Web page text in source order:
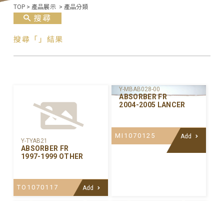
TOP > 產品展示 > 產品分類
搜尋
搜尋「」結果
Y-TYAB21
ABSORBER FR
1997-1999 OTHER
TO1070117 Add
Y-MBAB028-00
ABSORBER FR
2004-2005 LANCER
MI1070125 Add